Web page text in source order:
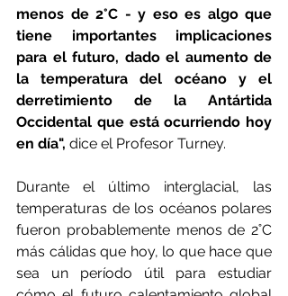
menos de 2°C - y eso es algo que
tiene importantes implicaciones
para el futuro, dado el aumento de
la temperatura del océano y el
derretimiento de la Antártida
Occidental que está ocurriendo hoy
en día", dice el Profesor Turney.
Durante el último interglacial, las
temperaturas de los océanos polares
fueron probablemente menos de 2˚C
más cálidas que hoy, lo que hace que
sea un período útil para estudiar